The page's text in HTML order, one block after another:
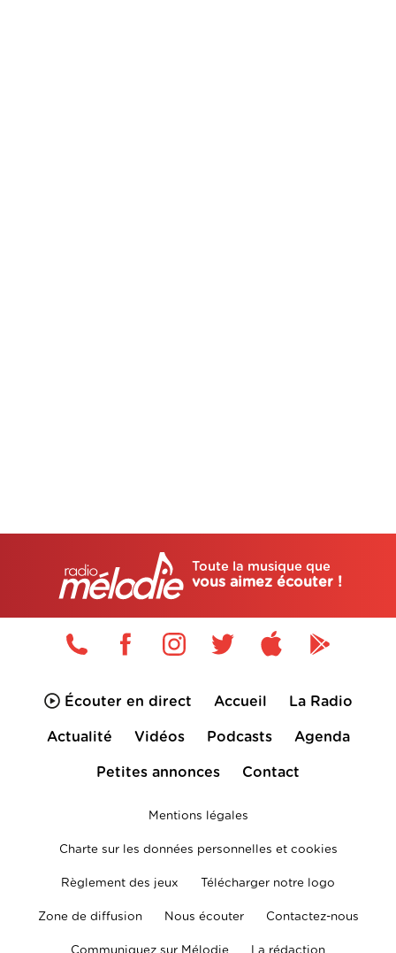
Toute la musique que
vous aimez écouter !
Écouter en direct Accueil La Radio
Actualité Vidéos Podcasts Agenda
Petites annonces Contact
Mentions légales
Charte sur les données personnelles et cookies
Règlement des jeux Télécharger notre logo
Zone de diffusion Nous écouter Contactez-nous